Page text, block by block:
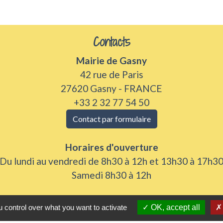
Contacts
Mairie de Gasny
42 rue de Paris
27620 Gasny - FRANCE
+33 2 32 77 54 50
Contact par formulaire
Horaires d'ouverture
Du lundi au vendredi de 8h30 à 12h et 13h30 à 17h30
Samedi 8h30 à 12h
over what you want to activate OK, accept all